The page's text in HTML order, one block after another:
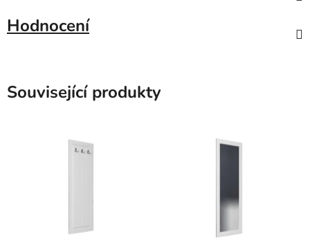
Hodnocení
Související produkty